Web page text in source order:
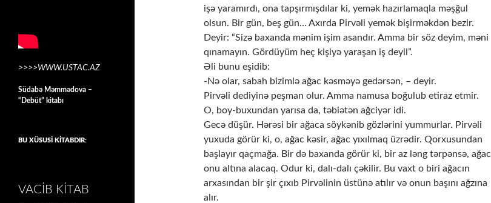
işə yaramırdı, ona tapşırmışdılar ki, yemək hazırlamaqla məşğul
olsun. Bir gün, beş gün… Axırda Pirvəli yemək bişirməkdən bezir.
Deyir: “Sizə baxanda mənim işim asandır. Amma bir söz deyim, məni
qınamayın. Gördüyüm heç kişiyə yaraşan iş deyil”.
Əli bunu eşidib:
-Nə olar, sabah bizimlə ağac kəsməyə gedərsən, – deyir.
Pirvəli dediyinə peşman olur. Amma namusa boğulub etiraz etmir.
O, boy-buxundan yarısa da, təbiətən ağciyər idi.
Gecə düşür. Hərəsi bir ağaca söykənib gözlərini yummurlar. Pirvəli
yuxuda görür ki, o, ağac kəsir, ağac yıxılmaq üzrədir. Qorxusundan
başlayır qaçmağa. Bir də baxanda görür ki, bir az ləng tərpənsə, ağac
onu altına alacaq. Odur ki, dalı-dalı çəkilir. Bu vaxt o biri ağacın
arxasından bir şir çıxıb Pirvəlinin üstünə atılır və onun başını ağzına
alır.
>>>>WWW.USTAC.AZ
Südabə Məmmədova –
“Debüt” kitabı
BU XÜSUSİ KİTABDIR:
VACIB KITAB